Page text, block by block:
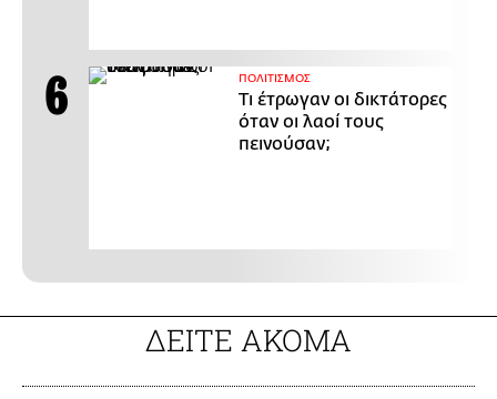
ΠΟΛΙΤΙΣΜΟΣ
Τι έτρωγαν οι δικτάτορες
όταν οι λαοί τους
πεινούσαν;
ΔΕΙΤΕ ΑΚΟΜΑ